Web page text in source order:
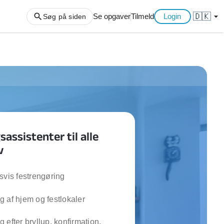
af haveaffald
af køkken
Søg på siden Se opgaverTilmeld Login 🇩🇰 arrow_drop_down
til alle
festrengøring
af hjem og festlokaler
efter bryllup, konfirmation,